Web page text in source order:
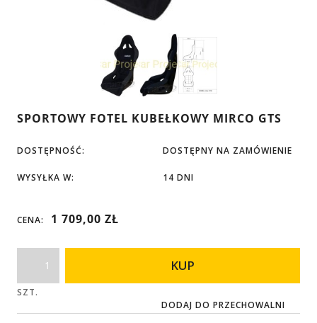
SPORTOWY FOTEL KUBEŁKOWY MIRCO GTS
DOSTĘPNOŚĆ: DOSTĘPNY NA ZAMÓWIENIE
WYSYŁKA W: 14 DNI
CENA: 1 709,00 ZŁ
SZT.
KUP
DODAJ DO PRZECHOWALNI